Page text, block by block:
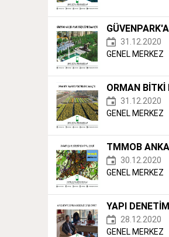
31.12.2020
GENEL MERKEZ
ORMAN BİTKİ
31.12.2020
GENEL MERKEZ
TMMOB
30.12.2020
GENEL MERKEZ
YAPI
28.12.2020
GENEL MERKEZ